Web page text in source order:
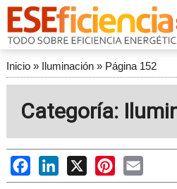
Inicio» Iluminación» Página 152
Categoría:
FacebookLinkedIn
X PinterestEmail